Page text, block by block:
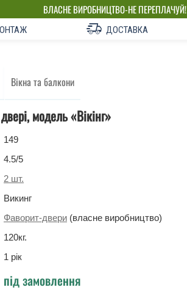
ВЛАСНЕ ВИРОБНИЦТВО-НЕ ПЕРЕПЛАЧУЙ!
ДОСТАВКА
Вікна та балкони
модель «Вікінг»
149
4.5/5
2 шт.
Викинг
Фаворит-двери (власне виробництво)
120кг.
1 рік
під замовлення